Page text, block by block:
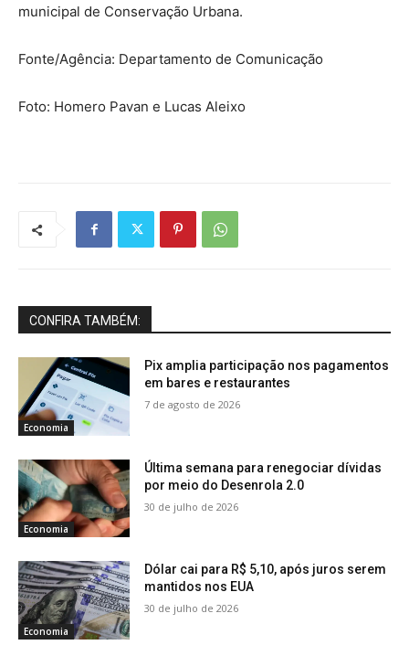
municipal de Conservação Urbana.
Fonte/Agência: Departamento de Comunicação
Foto: Homero Pavan e Lucas Aleixo
CONFIRA TAMBÉM:
Economia
Pix amplia participação nos pagamentos
em bares e restaurantes
7 de agosto de 2026
Economia
Última semana para renegociar dívidas
por meio do Desenrola 2.0
30 de julho de 2026
Economia
Dólar cai para R$ 5,10, após juros serem
mantidos nos EUA
30 de julho de 2026